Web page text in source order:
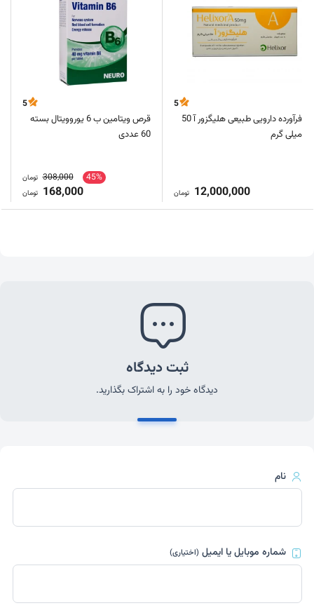
5
فرآورده دارویی طبیعی هلیگزور آ 50
میلی گرم
12,000,000 تومان
5
قرص ویتامین ب 6 یوروویتال بسته
60 عددی
45%
308,000 تومان
168,000 تومان
ثبت دیدگاه
دیدگاه خود را به اشتراک بگذارید.
نام
شماره موبایل یا ایمیل(اختیاری)